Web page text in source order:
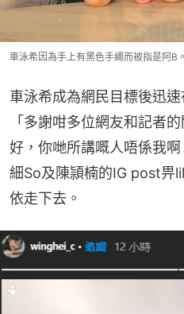
車泳希因為手上有黑色手繩而被指是阿B
車泳希成為網民目標後迅
「多謝咁多位網友和記者
好，你哋所講嘅人唔係我
細So及陳頴楠的IG post畀
依走下去。